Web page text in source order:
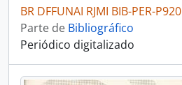
BR DFFUNAI RJMI BIB-PER-P920
Parte de Bibliográfico
Periódico digitalizado